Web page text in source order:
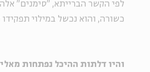
לפי הקשר הברייתא, "סימנים"
כשורה, והוא נכשל במילוי
והיו דלתות ההיכל נפתחות